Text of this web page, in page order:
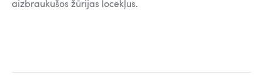
aizbraukušos žūrijas locekļus.